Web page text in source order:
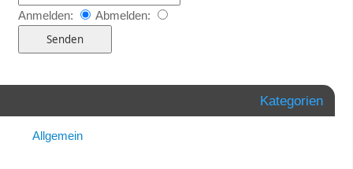
Anmelden: Abmelden:
Kategorien
Allgemein